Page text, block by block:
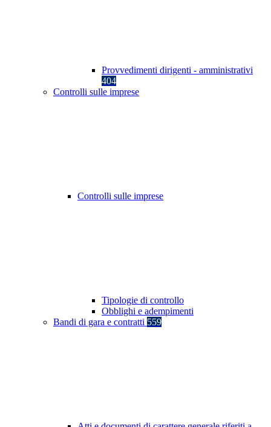
Provvedimenti dirigenti - amministrativi
404
Controlli sulle imprese
Controlli sulle imprese
Tipologie di controllo
Obblighi e adempimenti
Bandi di gara e contratti 559